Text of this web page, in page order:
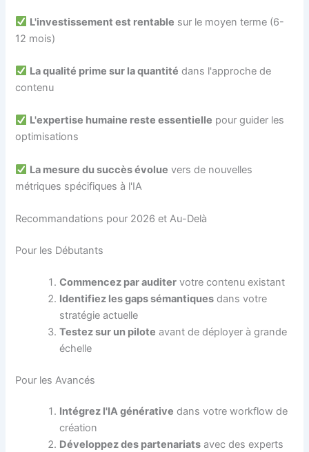
L'investissement est rentable sur le moyen terme (6-
12 mois)
La qualité prime sur la quantité dans l'approche de
contenu
L'expertise humaine reste essentielle pour guider les
optimisations
La mesure du succès évolue vers de nouvelles
métriques spécifiques à l'IA
Recommandations pour 2026 et Au-Delà
Pour les Débutants
Commencez par auditer votre contenu existant
Identifiez les gaps sémantiques dans votre
stratégie actuelle
Testez sur un pilote avant de déployer à grande
échelle
Pour les Avancés
Intégrez l'IA générative dans votre workflow de
création
Développez des partenariats avec des experts